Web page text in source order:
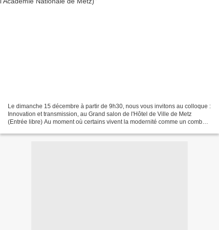
Le dimanche 15 décembre à partir de 9h30, nous vous invitons au colloque :
Innovation et transmission, au Grand salon de l'Hôtel de Ville de Metz
(Entrée libre) Au moment où certains vivent la modernité comme un combat